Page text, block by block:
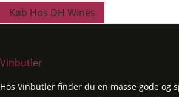
oprindelige
pris
kr.399.00.
aktuelle
pris
Køb Hos DH Wines
Vinbutler
Hos Vinbutler finder du en masse gode og